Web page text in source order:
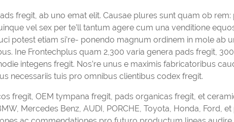
fregit, ab uno emat elit. Causae plures sunt quam ob
vel sex per te’ll tantum agere cum una venditione
potest etiam si’re- ponendo magnum ordinem in mole ab
Ine Frontechplus quam 2,300 varia genera pads fregit,
integens fregit. Nos’re unus e maximis fabricatoribus
necessariis tuis pro omnibus clientibus codex fregit.
fregit, OEM tympana fregit, pads organicas fregit, et
Mercedes Benz, AUDI, PORCHE, Toyota, Honda, Ford, et